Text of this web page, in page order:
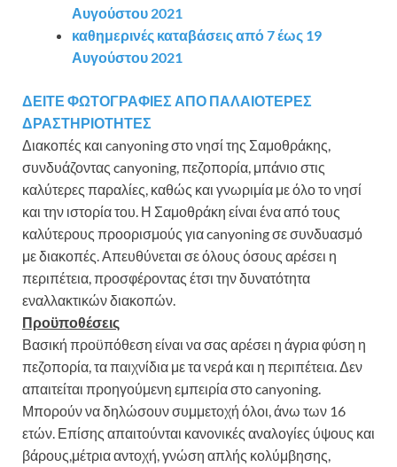
Αυγούστου 2021
καθημερινές καταβάσεις από 7 έως 19
Αυγούστου 2021
ΔΕΙΤΕ ΦΩΤΟΓΡΑΦΙΕΣ ΑΠΟ ΠΑΛΑΙΟΤΕΡΕΣ
ΔΡΑΣΤΗΡΙΟΤΗΤΕΣ
Διακοπές και canyoning στο νησί της Σαμοθράκης,
συνδυάζοντας canyoning, πεζοπορία, μπάνιο στις
καλύτερες παραλίες, καθώς και γνωριμία με όλο το νησί
και την ιστορία του. Η Σαμοθράκη είναι ένα από τους
καλύτερους προορισμούς για canyoning σε συνδυασμό
με διακοπές. Απευθύνεται σε όλους όσους αρέσει η
περιπέτεια, προσφέροντας έτσι την δυνατότητα
εναλλακτικών διακοπών.
Προϋποθέσεις
Βασική προϋπόθεση είναι να σας αρέσει η άγρια φύση η
πεζοπορία, τα παιχνίδια με τα νερά και η περιπέτεια. Δεν
απαιτείται προηγούμενη εμπειρία στο canyoning.
Μπορούν να δηλώσουν συμμετοχή όλοι, άνω των 16
ετών. Επίσης απαιτούνται κανονικές αναλογίες ύψους και
βάρους,μέτρια αντοχή, γνώση απλής κολύμβησης,